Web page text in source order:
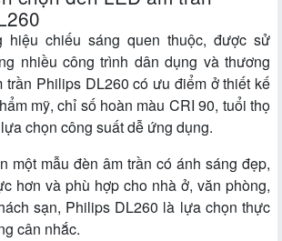
hiệu chiếu sáng quen thuộc, được sử
nhiều công trình dân dụng và thương
trần Philips DL260 có ưu điểm ở thiết kế
mỹ, chỉ số hoàn màu CRI 90, tuổi thọ
chọn công suất dễ ứng dụng.
một mẫu đèn âm trần có ánh sáng đẹp,
hơn và phù hợp cho nhà ở, văn phòng,
sạn, Philips DL260 là lựa chọn thực
cân nhắc.